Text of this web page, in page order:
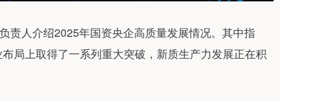
责人介绍2025年国资央企高质量发展情况。其中指
局上取得了一系列重大突破，新质生产力发展正在积